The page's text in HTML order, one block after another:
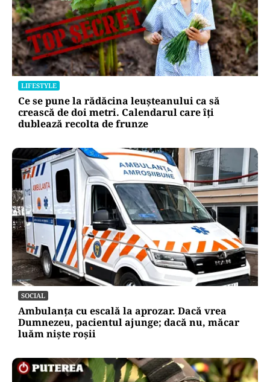
LIFESTYLE
Locul din România unde trotinetele vor fi
interzise în parcuri. Cine riscă amenzi de până
la 5.000 de lei
LIFESTYLE
Ce se pune la rădăcina leușteanului ca să
crească de doi metri. Calendarul care îți
dublează recolta de frunze